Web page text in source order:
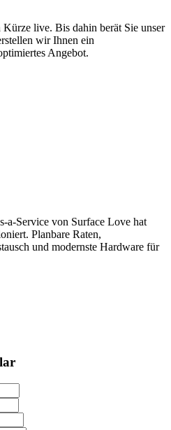
live. Bis dahin berät Sie unser
wir Ihnen ein
Angebot.
a-Service von Surface Love hat
Planbare Raten,
und modernste Hardware für